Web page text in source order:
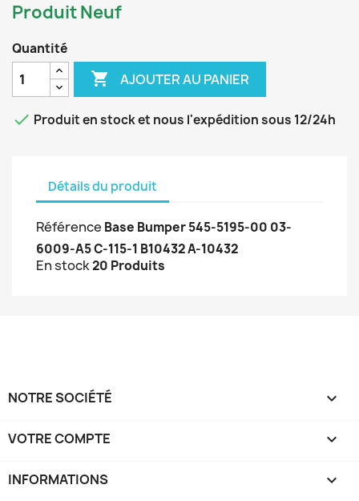
Produit Neuf
Quantité
 AJOUTER AU PANIER
 Produit en stock et nous l'expédition sous 12/24h
Détails du produit
Référence Base Bumper 545-5195-00 03-
6009-A5 C-115-1 B10432 A-10432
En stock20 Produits
NOTRE SOCIÉTÉ 
VOTRE COMPTE 
INFORMATIONS keyboard_arrow_down